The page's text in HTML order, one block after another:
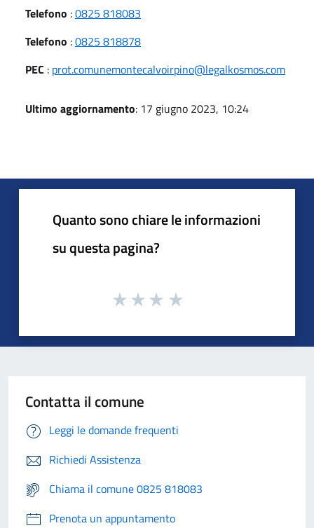
Telefono :0825 818083
Telefono :0825 818878
PEC : prot.comunemontecalvoirpino@legalkosmos.com
Ultimo aggiornamento: 17 giugno 2023, 10:24
Quanto sono chiare le informazioni
su questa pagina?
Contatta il comune
Leggi le domande frequenti
Richiedi Assistenza
Chiama il comune 0825 818083
Prenota un appuntamento